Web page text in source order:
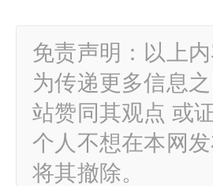
免责声明：以上
为传递更多信息
站赞同其观点 或
个人不想在本网
将其撤除。